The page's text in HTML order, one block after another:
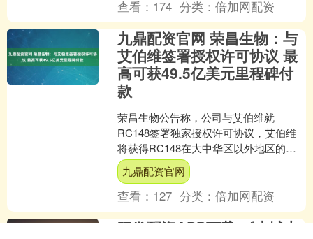
查看： 174 分类：倍加网配资
九鼎配资官网 荣昌生物：与
艾伯维签署授权许可协议 最
高可获49.5亿美元里程碑付
款
荣昌生物公告称，公司与艾伯维就
RC148签署独家授权许可协议，艾伯维
将获得RC148在大中华区以外地区的开
发、生产和商业化的独家权利。协议生
效后，荣昌生物将收到....
九鼎配资官网
查看： 127 分类：倍加网配资
旺发配资APP下载 《小城大